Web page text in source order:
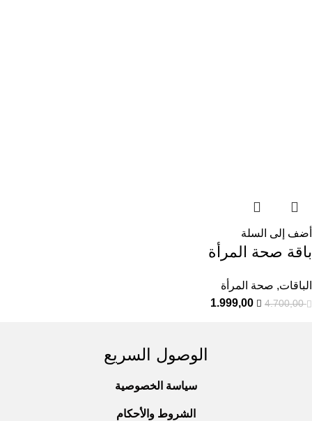
أضف إلى السلة
باقة صحة المرأة
الباقات, صحة المرأة
4.700,00
1.999,00
الوصول السريع
سياسة الخصوصية
الشروط والأحكام